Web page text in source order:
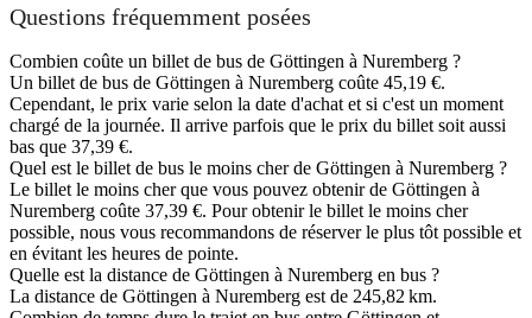
Questions fréquemment posées
Combien coûte un billet de bus de Göttingen à Nuremberg ?
Un billet de bus de Göttingen à Nuremberg coûte 45,19 €.
Cependant, le prix varie selon la date d'achat et si c'est un moment
chargé de la journée. Il arrive parfois que le prix du billet soit aussi
bas que 37,39 €.
Quel est le billet de bus le moins cher de Göttingen à Nuremberg ?
Le billet le moins cher que vous pouvez obtenir de Göttingen à
Nuremberg coûte 37,39 €. Pour obtenir le billet le moins cher
possible, nous vous recommandons de réserver le plus tôt possible et
en évitant les heures de pointe.
Quelle est la distance de Göttingen à Nuremberg en bus ?
La distance de Göttingen à Nuremberg est de 245,82 km.